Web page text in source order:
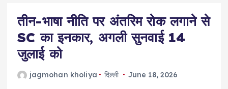
तीन-भाषा नीति पर अंतरिम रोक लगाने से
SC का इनकार, अगली सुनवाई 14
जुलाई को
jagmohan kholiya दिल्ली June 18, 2026